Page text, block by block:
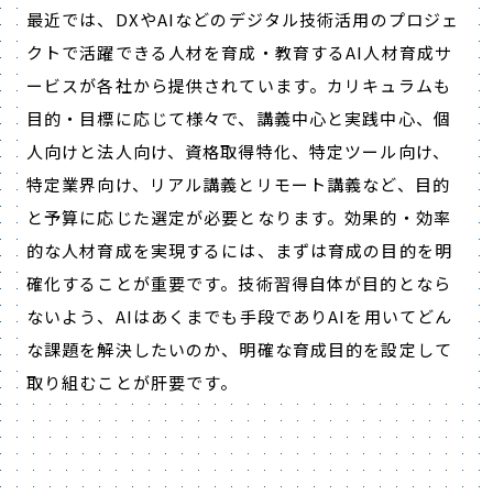
最近では、DXやAIなどのデジタル技術活用のプロジェ
クトで活躍できる人材を育成・教育するAI人材育成サ
ービスが各社から提供されています。カリキュラムも
目的・目標に応じて様々で、講義中心と実践中心、個
人向けと法人向け、資格取得特化、特定ツール向け、
特定業界向け、リアル講義とリモート講義など、目的
と予算に応じた選定が必要となります。効果的・効率
的な人材育成を実現するには、まずは育成の目的を明
確化することが重要です。技術習得自体が目的となら
ないよう、AIはあくまでも手段でありAIを用いてどん
な課題を解決したいのか、明確な育成目的を設定して
取り組むことが肝要です。